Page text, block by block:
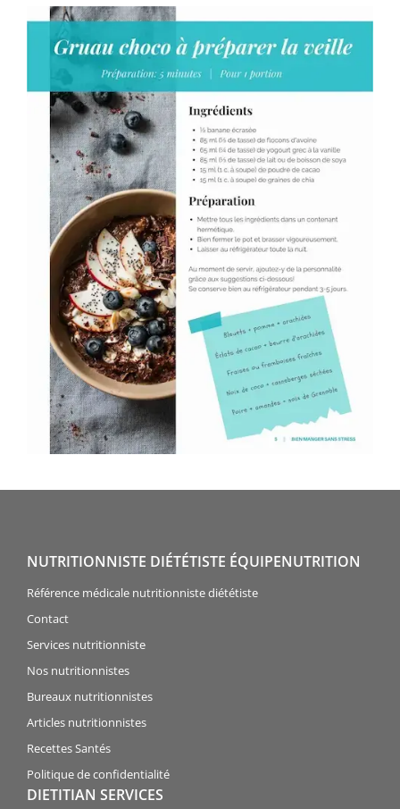
NUTRITIONNISTE DIÉTÉTISTE ÉQUIPENUTRITION
Référence médicale nutritionniste diététiste
Contact
Services nutritionniste
Nos nutritionnistes
Bureaux nutritionnistes
Articles nutritionnistes
Recettes Santés
Politique de confidentialité
DIETITIAN SERVICES